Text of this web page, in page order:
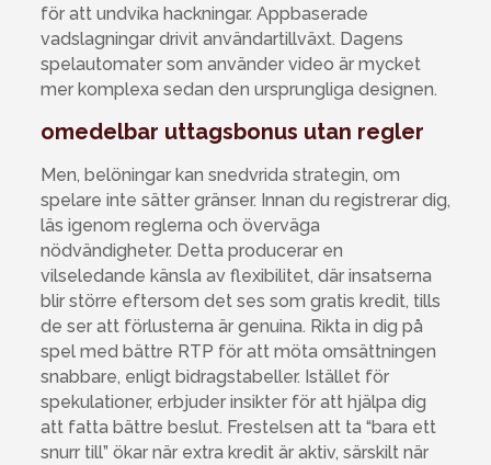
för att undvika hackningar. Appbaserade
vadslagningar drivit användartillväxt. Dagens
spelautomater som använder video är mycket
mer komplexa sedan den ursprungliga designen.
omedelbar uttagsbonus utan regler
Men, belöningar kan snedvrida strategin, om
spelare inte sätter gränser. Innan du registrerar dig,
läs igenom reglerna och överväga
nödvändigheter. Detta producerar en
vilseledande känsla av flexibilitet, där insatserna
blir större eftersom det ses som gratis kredit, tills
de ser att förlusterna är genuina. Rikta in dig på
spel med bättre RTP för att möta omsättningen
snabbare, enligt bidragstabeller. Istället för
spekulationer, erbjuder insikter för att hjälpa dig
att fatta bättre beslut. Frestelsen att ta “bara ett
snurr till” ökar när extra kredit är aktiv, särskilt när